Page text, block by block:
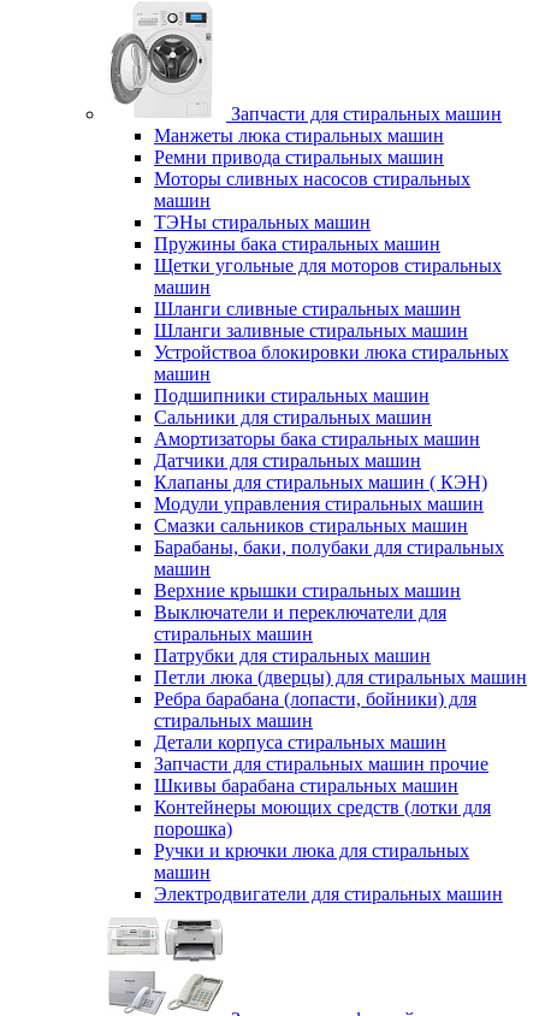
Запчасти для стиральных машин
Манжеты люка стиральных машин
Ремни привода стиральных машин
Моторы сливных насосов стиральных
машин
ТЭНы стиральных машин
Пружины бака стиральных машин
Щетки угольные для моторов стиральных
машин
Шланги сливные стиральных машин
Шланги заливные стиральных машин
Устройствоа блокировки люка стиральных
машин
Подшипники стиральных машин
Сальники для стиральных машин
Амортизаторы бака стиральных машин
Датчики для стиральных машин
Клапаны для стиральных машин ( КЭН)
Модули управления стиральных машин
Смазки сальников стиральных машин
Барабаны, баки, полубаки для стиральных
машин
Верхние крышки стиральных машин
Выключатели и переключатели для
стиральных машин
Патрубки для стиральных машин
Петли люка (дверцы) для стиральных машин
Ребра барабана (лопасти, бойники) для
стиральных машин
Детали корпуса стиральных машин
Запчасти для стиральных машин прочие
Шкивы барабана стиральных машин
Контейнеры моющих средств (лотки для
порошка)
Ручки и крючки люка для стиральных
машин
Электродвигатели для стиральных машин